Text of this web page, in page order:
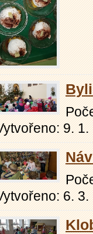
9. 1.
6. 3.